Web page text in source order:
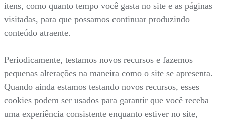
itens, como quanto tempo você gasta no site e as páginas
visitadas, para que possamos continuar produzindo
conteúdo atraente.
Periodicamente, testamos novos recursos e fazemos
pequenas alterações na maneira como o site se apresenta.
Quando ainda estamos testando novos recursos, esses
cookies podem ser usados para garantir que você receba
uma experiência consistente enquanto estiver no site,